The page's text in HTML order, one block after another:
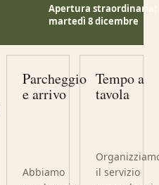
Apertura straordinaria:
martedì 8 dicembre
Parcheggio
e arrivo
Abbiamo
Tempo a
tavola
il servizio